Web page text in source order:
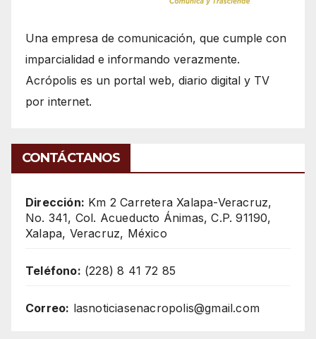
Una empresa de comunicación, que cumple con
imparcialidad e informando verazmente.
Acrópolis es un portal web, diario digital y TV
por internet.
CONTÁCTANOS
Dirección: Km 2 Carretera Xalapa-Veracruz,
No. 341, Col. Acueducto Ánimas, C.P. 91190,
Xalapa, Veracruz, México
Teléfono: (228) 8 41 72 85
Correo: lasnoticiasenacropolis@gmail.com